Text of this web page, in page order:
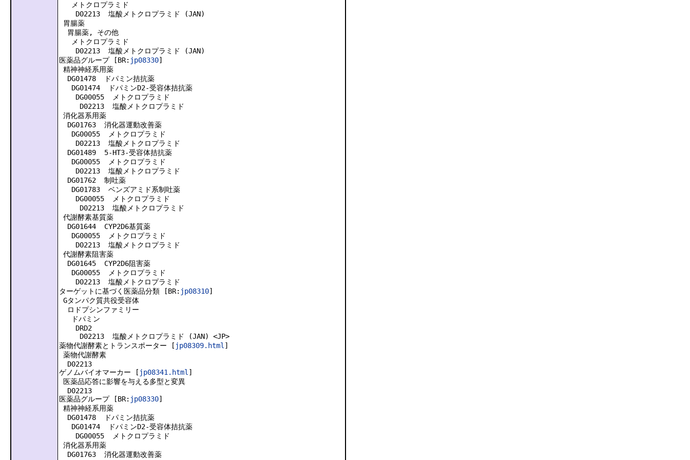
メトクロプラミド
D02213 塩酸メトクロプラミド (JAN)
胃腸薬
胃腸薬, その他
メトクロプラミド
D02213 塩酸メトクロプラミド (JAN)
医薬品グループ [BR: jp08330]
精神神経系用薬
DG01478 ドパミン拮抗薬
DG01474 ドパミンD2-受容体拮抗薬
DG00055 メトクロプラミド
D02213 塩酸メトクロプラミド
消化器系用薬
DG01763 消化器運動改善薬
DG00055 メトクロプラミド
D02213 塩酸メトクロプラミド
DG01489 5-HT3-受容体拮抗薬
DG00055 メトクロプラミド
D02213 塩酸メトクロプラミド
DG01762 制吐薬
DG01783 ベンズアミド系制吐薬
DG00055 メトクロプラミド
D02213 塩酸メトクロプラミド
代謝酵素基質薬
DG01644 CYP2D6基質薬
DG00055 メトクロプラミド
D02213 塩酸メトクロプラミド
代謝酵素阻害薬
DG01645 CYP2D6阻害薬
DG00055 メトクロプラミド
D02213 塩酸メトクロプラミド
ターゲットに基づく医薬品分類 [BR: jp08310]
Gタンパク質共役受容体
ロドプシンファミリー
ドパミン
DRD2
D02213 塩酸メトクロプラミド (JAN) <JP>
薬物代謝酵素とトランスポーター [ jp08309.html ]
薬物代謝酵素
D02213
ゲノムバイオマーカー [ jp08341.html ]
医薬品応答に影響を与える多型と変異
D02213
医薬品グループ [BR: jp08330]
精神神経系用薬
DG01478 ドパミン拮抗薬
DG01474 ドパミンD2-受容体拮抗薬
DG00055 メトクロプラミド
消化器系用薬
DG01763 消化器運動改善薬